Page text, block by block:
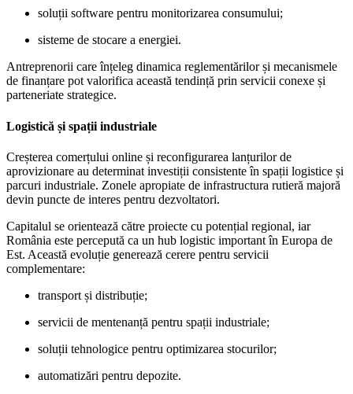
soluții software pentru monitorizarea consumului;
sisteme de stocare a energiei.
Antreprenorii care înțeleg dinamica reglementărilor și mecanismele
de finanțare pot valorifica această tendință prin servicii conexe și
parteneriate strategice.
Logistică și spații industriale
Creșterea comerțului online și reconfigurarea lanțurilor de
aprovizionare au determinat investiții consistente în spații logistice și
parcuri industriale. Zonele apropiate de infrastructura rutieră majoră
devin puncte de interes pentru dezvoltatori.
Capitalul se orientează către proiecte cu potențial regional, iar
România este percepută ca un hub logistic important în Europa de
Est. Această evoluție generează cerere pentru servicii
complementare:
transport și distribuție;
servicii de mentenanță pentru spații industriale;
soluții tehnologice pentru optimizarea stocurilor;
automatizări pentru depozite.